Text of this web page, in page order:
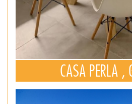
CASA PERLA ,